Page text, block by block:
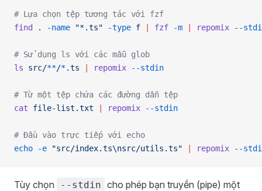
# Lựa chọn tệp tương tác với fzf
find
. -name "*.ts" -type f fzf -m repomix --
# Sử dụng ls với các mẫu glob
ls src/**/*.ts repomix --stdin
# Từ một tệp chứa các đường dẫn tệp
cat file-list.txt repomix --stdin
# Đầu vào trực tiếp với echo
echo -e "src/index.ts\nsrc/utils.ts" repomix --
Tùy chọn --stdin cho phép bạn truyền (pipe) một